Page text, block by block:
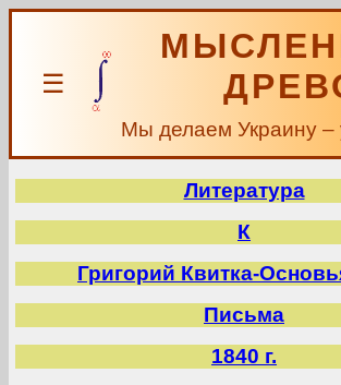
☰
Мы делаем Украину –
Литература
К
Григорий Квитка-
Письма
1840 г.